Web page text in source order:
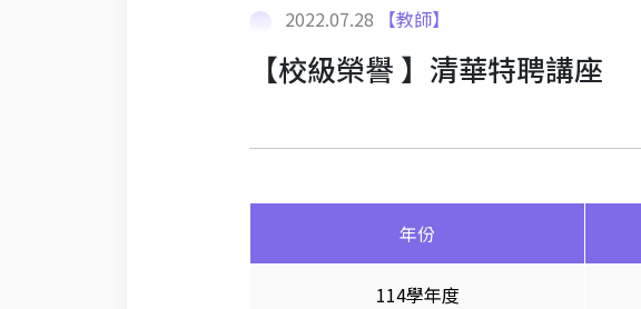
2022.07.28 【教師】
【校級榮譽 】清華特聘講座
年份
114學年度